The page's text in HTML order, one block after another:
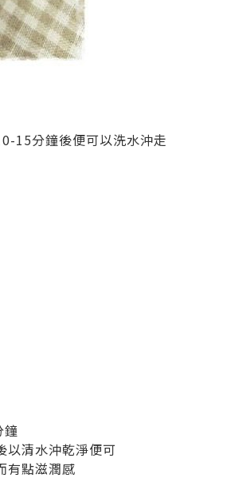
15分鐘後便可以洗水沖走
以清水沖乾淨便可
有點滋潤感